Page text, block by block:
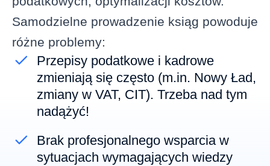
Samodzielne prowadzenie ksiąg powoduje
różne problemy:
Przepisy podatkowe i kadrowe
zmieniają się często (m.in. Nowy Ład,
zmiany w VAT, CIT). Trzeba nad tym
nadążyć!
Brak profesjonalnego wsparcia w
sytuacjach wymagających wiedzy